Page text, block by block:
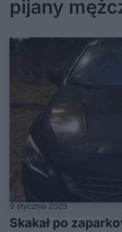
pijany
9 stycznia 2025
Skakał po